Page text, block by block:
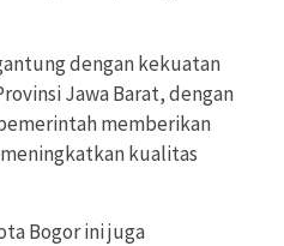
dengan kekuatan
Jawa Barat, dengan
memberikan
kualitas
Bogor ini juga